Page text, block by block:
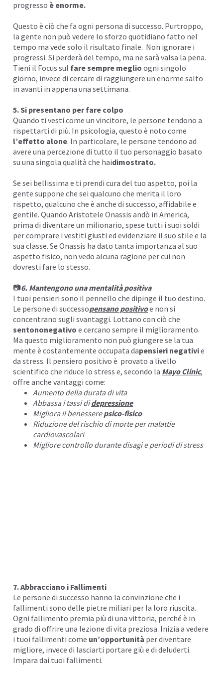
progresso è enorme.
Questo è ciò che fa ogni persona di successo. Purtroppo,
la gente non può vedere lo sforzo quotidiano fatto nel
tempo ma vede solo il risultato finale. Non ignorare i
progressi. Si perderà del tempo, ma ne sarà valsa la pena.
Tieni il Focus sul fare sempre meglio ogni singolo
giorno, invece di cercare di raggiungere un enorme salto
in avanti in appena una settimana.
5. Si presentano per fare colpo
Quando ti vesti come un vincitore, le persone tendono a
rispettarti di più. In psicologia, questo è noto come
l’effetto alone. In particolare, le persone tendono ad
avere una percezione di tutto il tuo personaggio basato
su una singola qualità che haidimostrato.
Se sei bellissima e ti prendi cura del tuo aspetto, poi la
gente suppone che sei qualcuno che merita il loro
rispetto, qualcuno che è anche di successo, affidabile e
gentile. Quando Aristotele Onassis andò in America,
prima di diventare un milionario, spese tutti i suoi soldi
per comprare i vestiti giusti ed evidenziare il suo stile e la
sua classe. Se Onassis ha dato tanta importanza al suo
aspetto fisico, non vedo alcuna ragione per cui non
dovresti fare lo stesso.
📷6. Mantengono una mentalità positiva
I tuoi pensieri sono il pennello che dipinge il tuo destino.
Le persone di successopensano positivoe non si
concentrano sugli svantaggi. Lottano con ciò che
sentononegativo e cercano sempre il miglioramento.
Ma questo miglioramento non può giungere se la tua
mente è costantemente occupata dapensieri negativie
da stress. Il pensiero positivo è provato a livello
scientifico che riduce lo stress e, secondo la Mayo Clinic,
offre anche vantaggi come:
Aumento della durata di vita
Abbassa i tassi didepressione
Migliora il benesserepsico-fisico
Riduzione del rischio di morte per malattie
cardiovascolari
Migliore controllo durante disagi e periodi di stress
7. Abbracciano i Fallimenti
Le persone di successo hanno la convinzione che i
fallimenti sono delle pietre miliari per la loro riuscita.
Ogni fallimento premia più di una vittoria, perché è in
grado di offrire una lezione di vita preziosa. Inizia a vedere
i tuoi fallimenti come un’opportunità per diventare
migliore, invece di lasciarti portare giù e di deluderti.
Impara dai tuoi fallimenti.